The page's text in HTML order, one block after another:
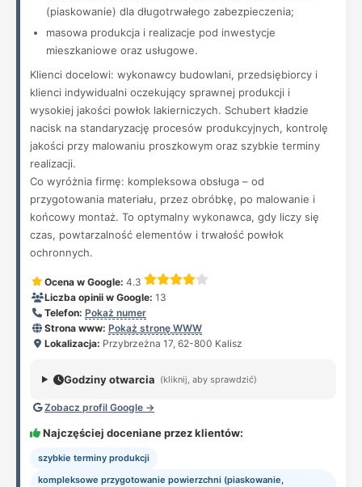
(piaskowanie) dla długotrwałego zabezpieczenia;
masowa produkcja i realizacje pod inwestycje
mieszkaniowe oraz usługowe.
Klienci docelowi: wykonawcy budowlani, przedsiębiorcy i
klienci indywidualni oczekujący sprawnej produkcji i
wysokiej jakości powłok lakierniczych. Schubert kładzie
nacisk na standaryzację procesów produkcyjnych, kontrolę
jakości przy malowaniu proszkowym oraz szybkie terminy
realizacji.
Co wyróżnia firmę: kompleksowa obsługa – od
przygotowania materiału, przez obróbkę, po malowanie i
końcowy montaż. To optymalny wykonawca, gdy liczy się
czas, powtarzalność elementów i trwałość powłok
ochronnych.
Ocena w Google: 4.3
Liczba opinii w Google: 13
Telefon: Pokaż numer
Strona www: Pokaż stronę WWW
Lokalizacja: Przybrzeżna 17, 62-800 Kalisz
Godziny otwarcia (kliknij, aby sprawdzić)
Zobacz profil Google →
Najczęściej doceniane przez klientów:
szybkie terminy produkcji
kompleksowe przygotowanie powierzchni (piaskowanie,